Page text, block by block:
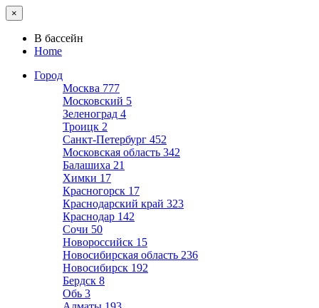
×
В бассейн
Home
Город
Москва 777
Московский 5
Зеленоград 4
Троицк 2
Санкт-Петербург 452
Московская область 342
Балашиха 21
Химки 17
Красногорск 17
Краснодарский край 323
Краснодар 142
Сочи 50
Новороссийск 15
Новосибирская область 236
Новосибирск 192
Бердск 8
Обь 3